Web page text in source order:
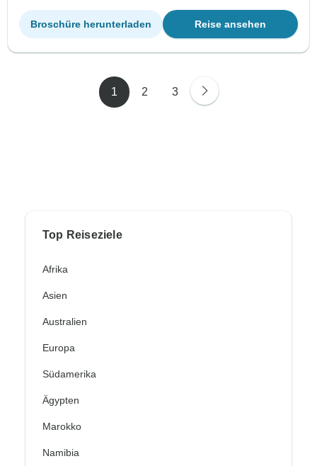
Reise ansehen
Broschüre herunterladen
1 2 3
Top Reiseziele
Afrika
Asien
Australien
Europa
Südamerika
Ägypten
Marokko
Namibia